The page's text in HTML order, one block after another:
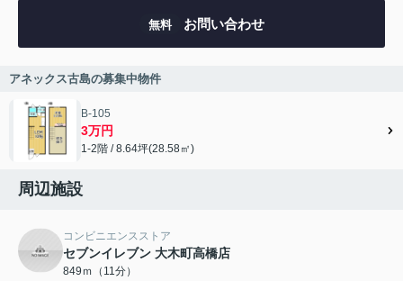
無料 お問い合わせ
アネックス古島の募集中物件
B-105
3万円
1-2階 / 8.64坪(28.58㎡)
周辺施設
コンビニエンスストア
セブンイレブン 大木町高橋店
849ｍ（11分）